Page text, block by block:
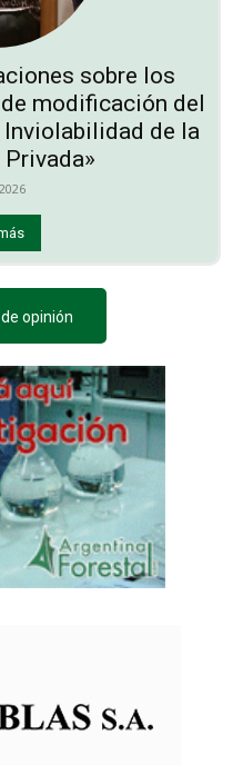
sobre los
modificación del
Inviolabilidad de la
opinión